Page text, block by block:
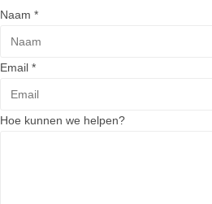
Naam *
Email *
Hoe kunnen we helpen?